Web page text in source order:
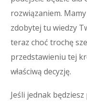
rozwiązaniem.
zdobytej tu wiedzy
teraz choć trochę
przedstawieniu tej
właściwą decyzję.
Jeśli jednak